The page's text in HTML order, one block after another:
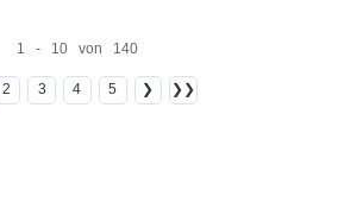
1 - 10 von 140
2 3 4 5 ❯ ❯❯